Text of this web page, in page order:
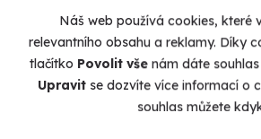
Náš web používá cookies, které
relevantního obsahu a reklamy. Díky
tlačítko Povolit vše nám dáte
Upravitse dozvíte více informací o
souhlas můžete
3 890 Kč
1 990 Kč
4
196
31